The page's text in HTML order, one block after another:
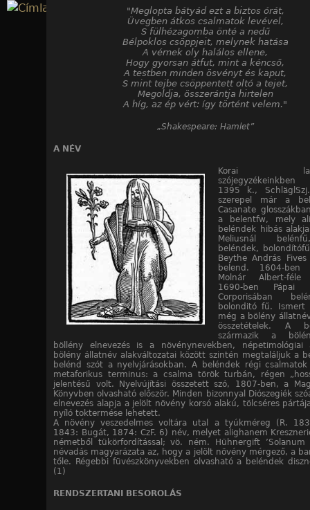
Jump to navigation
"Meglopta bátyád ezt a biztos órát,
Üvegben átkos csalmatok levével,
S fülhézagomba önté a nedű
Bélpoklos csöppjeit, melynek hatása
A vérnek oly halálos ellene,
Hogy gyorsan átfut, mint a kéncső,
A testben minden ösvényt és kaput,
S mint tejbe csöppentett oltó a tejet,
Megoldja, összerántja hirtelen
A híg, az ép vért: így történt velem."
„Shakespeare: Hamlet”
A NÉV
Korai
szójegyzékeinkben
1395 k.,
szerepel már a
Casanate
a belentfw, mely
beléndek hibás
Meliusnál
beléndek,
Beythe András Fives
belend. 1604-ben
Molnár Albert-féle
1690-ben Pápai
Corporisában
bolonditó fű. Ismert
még a bölény
összetételek. A
származik a
böllény elnevezés is a növénynevekben, népetimológiai
bölény állatnév alakváltozatai között szintén megtaláljuk a
belénd szót a nyelvjárásokban. A beléndek régi csalmatok
metaforikus terminus: a csalma török turbán, régen
jelentésű volt. Nyelvújítási összetett szó, 1807-ben, a
Könyvben olvasható először. Minden bizonnyal Diószegiék
elnevezés alapja a jelölt növény korsó alakú, tölcséres
nyíló toktermése lehetett.
A növény veszedelmes voltára utal a tyúkméreg (R.
1843: Bugát, 1874: CzF. 6) név, melyet alighanem
németből tükörfordítással; vö. ném. Hühnergift ’Solanum
névadás magyarázata az, hogy a jelölt növény mérgező, a
tőle. Régebbi füvészkönyvekben olvasható a beléndek
(1)
RENDSZERTANI BESOROLÁS